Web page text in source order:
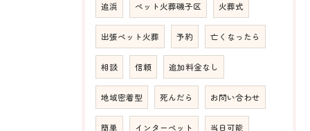
追浜 ペット火葬磯子区 火葬式
出張ペット火葬 予約 亡くなったら
相談 信頼 追加料金なし
地域密着型 死んだら お問い合わせ
簡単 インターペット 当日可能